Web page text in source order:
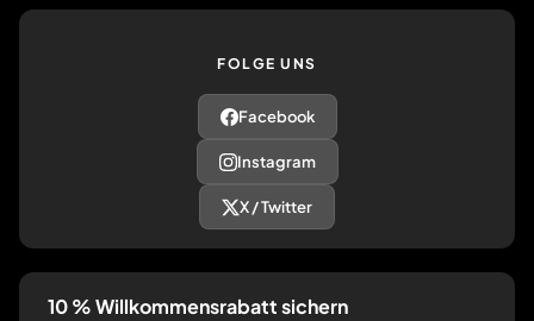
FOLGE UNS
Facebook
Instagram
X / Twitter
10 % Willkommensrabatt sichern